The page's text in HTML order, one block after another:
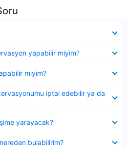
yapabilir miyim?
miyim?
iptal edebilir ya da
yarayacak?
bulabilirim?